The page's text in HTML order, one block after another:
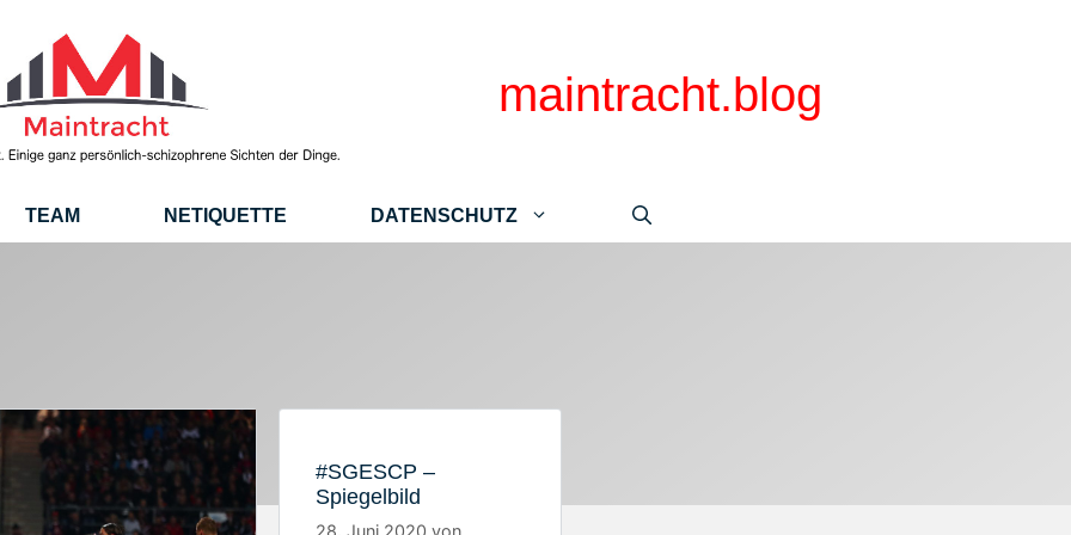
maintracht.blog
TEAM NETIQUETTE DATENSCHUTZ
#SGESCP –
Spiegelbild